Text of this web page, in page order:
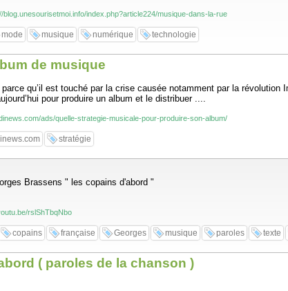
blog.unesourisetmoi.info/index.php?article224/musique-dans-la-rue
mode musique numérique technologie
de musique
qu’il est touché par la crise causée notamment par la
pour produire un album et le distribuer ....
ads/quelle-strategie-musicale-pour-produire-son-album/
stratégie
Brassens " les copains d'abord "
rslShTbqNbo
copains française Georges musique paroles texte
( paroles de la chanson )